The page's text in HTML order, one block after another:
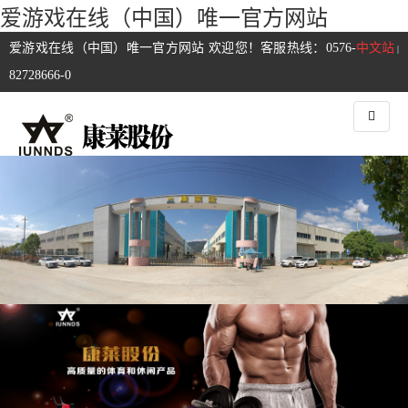
爱游戏在线（中国）唯一官方网站
中文站 |
爱游戏在线（中国）唯一官方网站 欢迎您！客服热线：0576-
82728666-0